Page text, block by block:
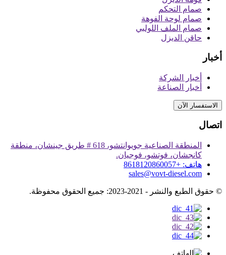
صمام التحكم
صمام لوحة الفوهة
صمام الملف اللولبي
حاقن الديزل
أخبار
أخبار الشركة
أخبار الصناعة
الاستفسار الآن
اتصال
المنطقة الصناعية جويوانتشو، 618 # طريق جينشان، منطقة
كانجشان، فوتشو، فوجيان.
هاتف: +8618120860057
sales@vovt-diesel.com
© حقوق الطبع والنشر - 2021-2023: جميع الحقوق محفوظة.